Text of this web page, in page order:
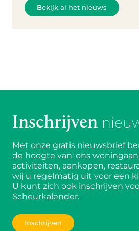
Bekijk al het nieuws
Inschrijven
Met onze gratis nieuwsbrief
de hoogte van: ons
activiteiten, aankopen,
wij u regelmatig uit voor een
U kunt zich ook inschrijven
Scheurkalender.
Inschrijven